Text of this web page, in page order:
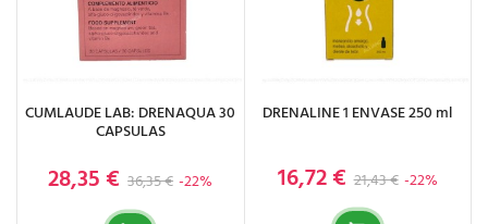
CUMLAUDE LAB: DRENAQUA 30
CAPSULAS
Precio base
36,35 € -22%
Precio
28,35 €
DRENALINE 1 ENVASE 250 ml
Precio base
21,43 € -22%
Precio
16,72 €